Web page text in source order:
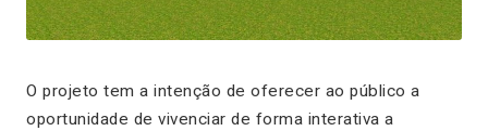
O projeto tem a intenção de oferecer ao público a
oportunidade de vivenciar de forma interativa a